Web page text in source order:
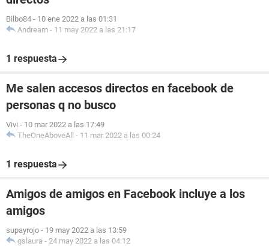
Bilbo84 - 10 ene 2022 a las 01:31
Andream - 11 may 2022 a las 21:17
1 respuesta
Me salen accesos directos en facebook de
personas q no busco
Vivi - 10 mar 2022 a las 17:49
TheOneAboveAll - 11 mar 2022 a las 00:24
1 respuesta
Amigos de amigos en Facebook incluye a los
amigos
supayrojo - 19 may 2022 a las 13:59
gslaura - 24 may 2022 a las 04:12